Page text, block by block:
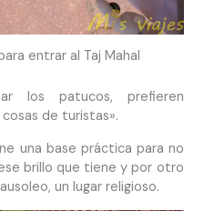
entrar al Taj Mahal
los patucos, prefieren
de turistas».
una base práctica para no
brillo que tiene y por otro
un lugar religioso.